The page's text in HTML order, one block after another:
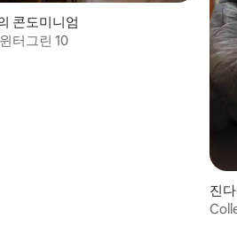
기 320개
콘도미니엄
터그린 10
진
미